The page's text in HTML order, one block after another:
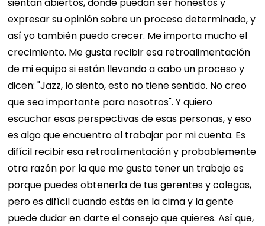
sientan abiertos, donde puedan ser honestos y
expresar su opinión sobre un proceso determinado, y
así yo también puedo crecer. Me importa mucho el
crecimiento. Me gusta recibir esa retroalimentación
de mi equipo si están llevando a cabo un proceso y
dicen: "Jazz, lo siento, esto no tiene sentido. No creo
que sea importante para nosotros". Y quiero
escuchar esas perspectivas de esas personas, y eso
es algo que encuentro al trabajar por mi cuenta. Es
difícil recibir esa retroalimentación y probablemente
otra razón por la que me gusta tener un trabajo es
porque puedes obtenerla de tus gerentes y colegas,
pero es difícil cuando estás en la cima y la gente
puede dudar en darte el consejo que quieres. Así que,